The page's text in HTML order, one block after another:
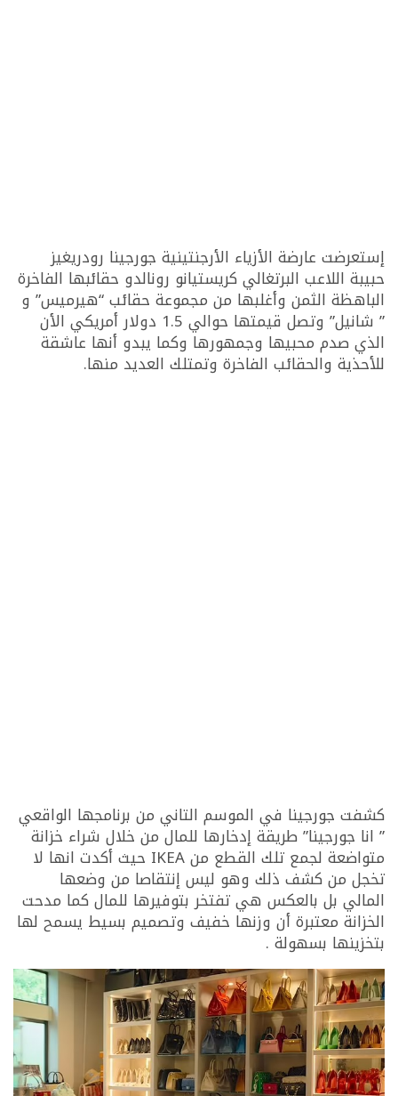
إستعرضت عارضة الأزياء الأرجنتينية جورجينا رودريغيز
حبيبة اللاعب البرتغالي كريستيانو رونالدو حقائبها الفاخرة
الباهظة الثمن وأغلبها من مجموعة حقائب “هيرميس” و
” شانيل” وتصل قيمتها حوالي 1.5 دولار أمريكي الأن
الذي صدم محبيها وجمهورها وكما يبدو أنها عاشقة
للأحذية والحقائب الفاخرة وتمتلك العديد منها.
كشفت جورجينا في الموسم التاني من برنامجها الواقعي
” انا جورجينا” طريقة إدخارها للمال من خلال شراء خزانة
متواضعة لجمع تلك القطع من IKEA حيث أكدت انها لا
تخجل من كشف ذلك وهو ليس إنتقاصا من وضعها
المالي بل بالعكس هي تفتخر بتوفيرها للمال كما مدحت
الخزانة معتبرة أن وزنها خفيف وتصميم بسيط يسمح لها
بتخزينها بسهولة .